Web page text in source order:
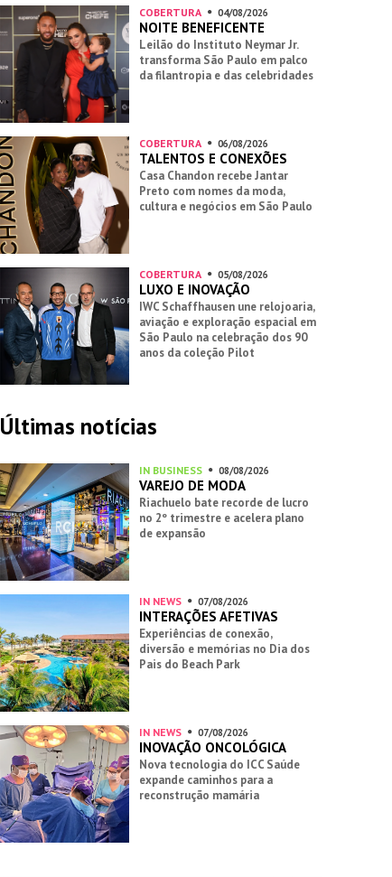
COBERTURA 04/08/2026
NOITE BENEFICENTE
Leilão do Instituto Neymar Jr.
transforma São Paulo em palco
da filantropia e das celebridades
COBERTURA 06/08/2026
TALENTOS E CONEXÕES
Casa Chandon recebe Jantar
Preto com nomes da moda,
cultura e negócios em São Paulo
COBERTURA 05/08/2026
LUXO E INOVAÇÃO
IWC Schaffhausen une relojoaria,
aviação e exploração espacial em
São Paulo na celebração dos 90
anos da coleção Pilot
Últimas notícias
IN BUSINESS 08/08/2026
VAREJO DE MODA
Riachuelo bate recorde de lucro
no 2º trimestre e acelera plano
de expansão
IN NEWS 07/08/2026
INTERAÇÕES AFETIVAS
Experiências de conexão,
diversão e memórias no Dia dos
Pais do Beach Park
IN NEWS 07/08/2026
INOVAÇÃO ONCOLÓGICA
Nova tecnologia do ICC Saúde
expande caminhos para a
reconstrução mamária